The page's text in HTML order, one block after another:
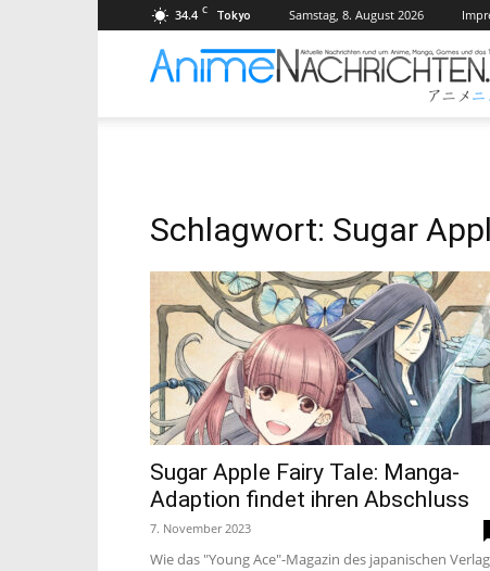
34.4 C Tokyo Samstag, 8. August 2026
Schlagwort: Sugar
Sugar Apple Fairy Tale: Manga-
Adaption findet ihren Abschluss
7. November 2023
Wie das "Young Ace"-Magazin des japanischen